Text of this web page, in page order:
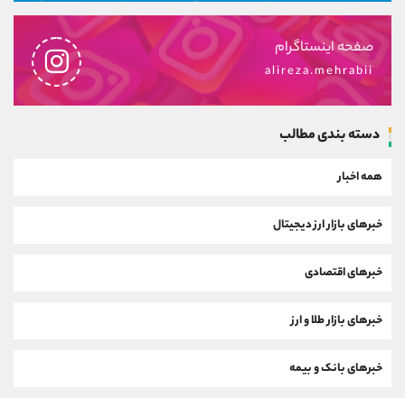
صفحه اینستاگرام
alireza.mehrabii
دسته بندی مطالب
همه اخبار
خبرهای بازار ارز دیجیتال
خبرهای اقتصادی
خبرهای بازار طلا و ارز
خبرهای بانک و بیمه